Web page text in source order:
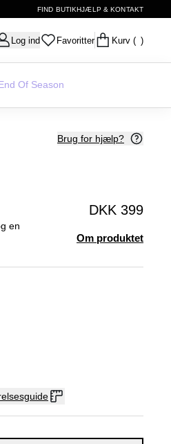
FIND BUTIKHJÆLP & KONTAKT
Log ind Favoritter Kurv ( )
Of Season
Brug for hjælp?
DKK 399
en
Om produktet